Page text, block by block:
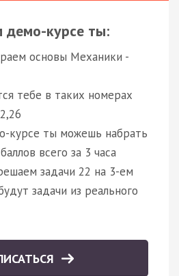
демо-курсе ты:
основы Механики -
тебе в таких номерах
курсе ты можешь набрать
всего за 3 часа
задачи 22 на 3-ем
задачи из реального